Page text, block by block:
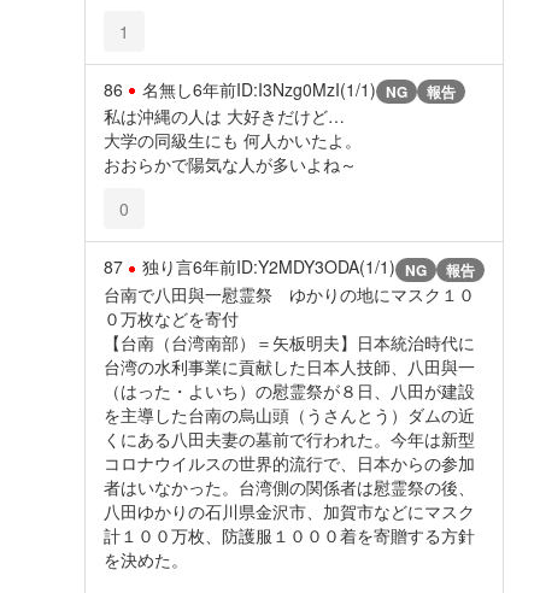
1
86 名無し6年前ID:I3Nzg0MzI(1/1) NG 報告
私は沖縄の人は 大好きだけど…
大学の同級生にも 何人かいたよ。
おおらかで陽気な人が多いよね～
0
87 独り言6年前ID:Y2MDY3ODA(1/1) NG 報告
台南で八田與一慰霊祭 ゆかりの地にマスク１０
０万枚などを寄付
【台南（台湾南部）＝矢板明夫】日本統治時代に
台湾の水利事業に貢献した日本人技師、八田與一
（はった・よいち）の慰霊祭が８日、八田が建設
を主導した台南の烏山頭（うさんとう）ダムの近
くにある八田夫妻の墓前で行われた。今年は新型
コロナウイルスの世界的流行で、日本からの参加
者はいなかった。台湾側の関係者は慰霊祭の後、
八田ゆかりの石川県金沢市、加賀市などにマスク
計１００万枚、防護服１０００着を寄贈する方針
を決めた。